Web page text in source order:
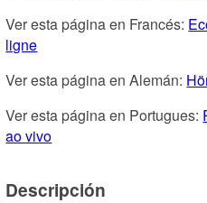
Ver esta página en Francés:
ligne
Ver esta página en Alemán:
Ver esta página en Portugues:
ao vivo
Descripción